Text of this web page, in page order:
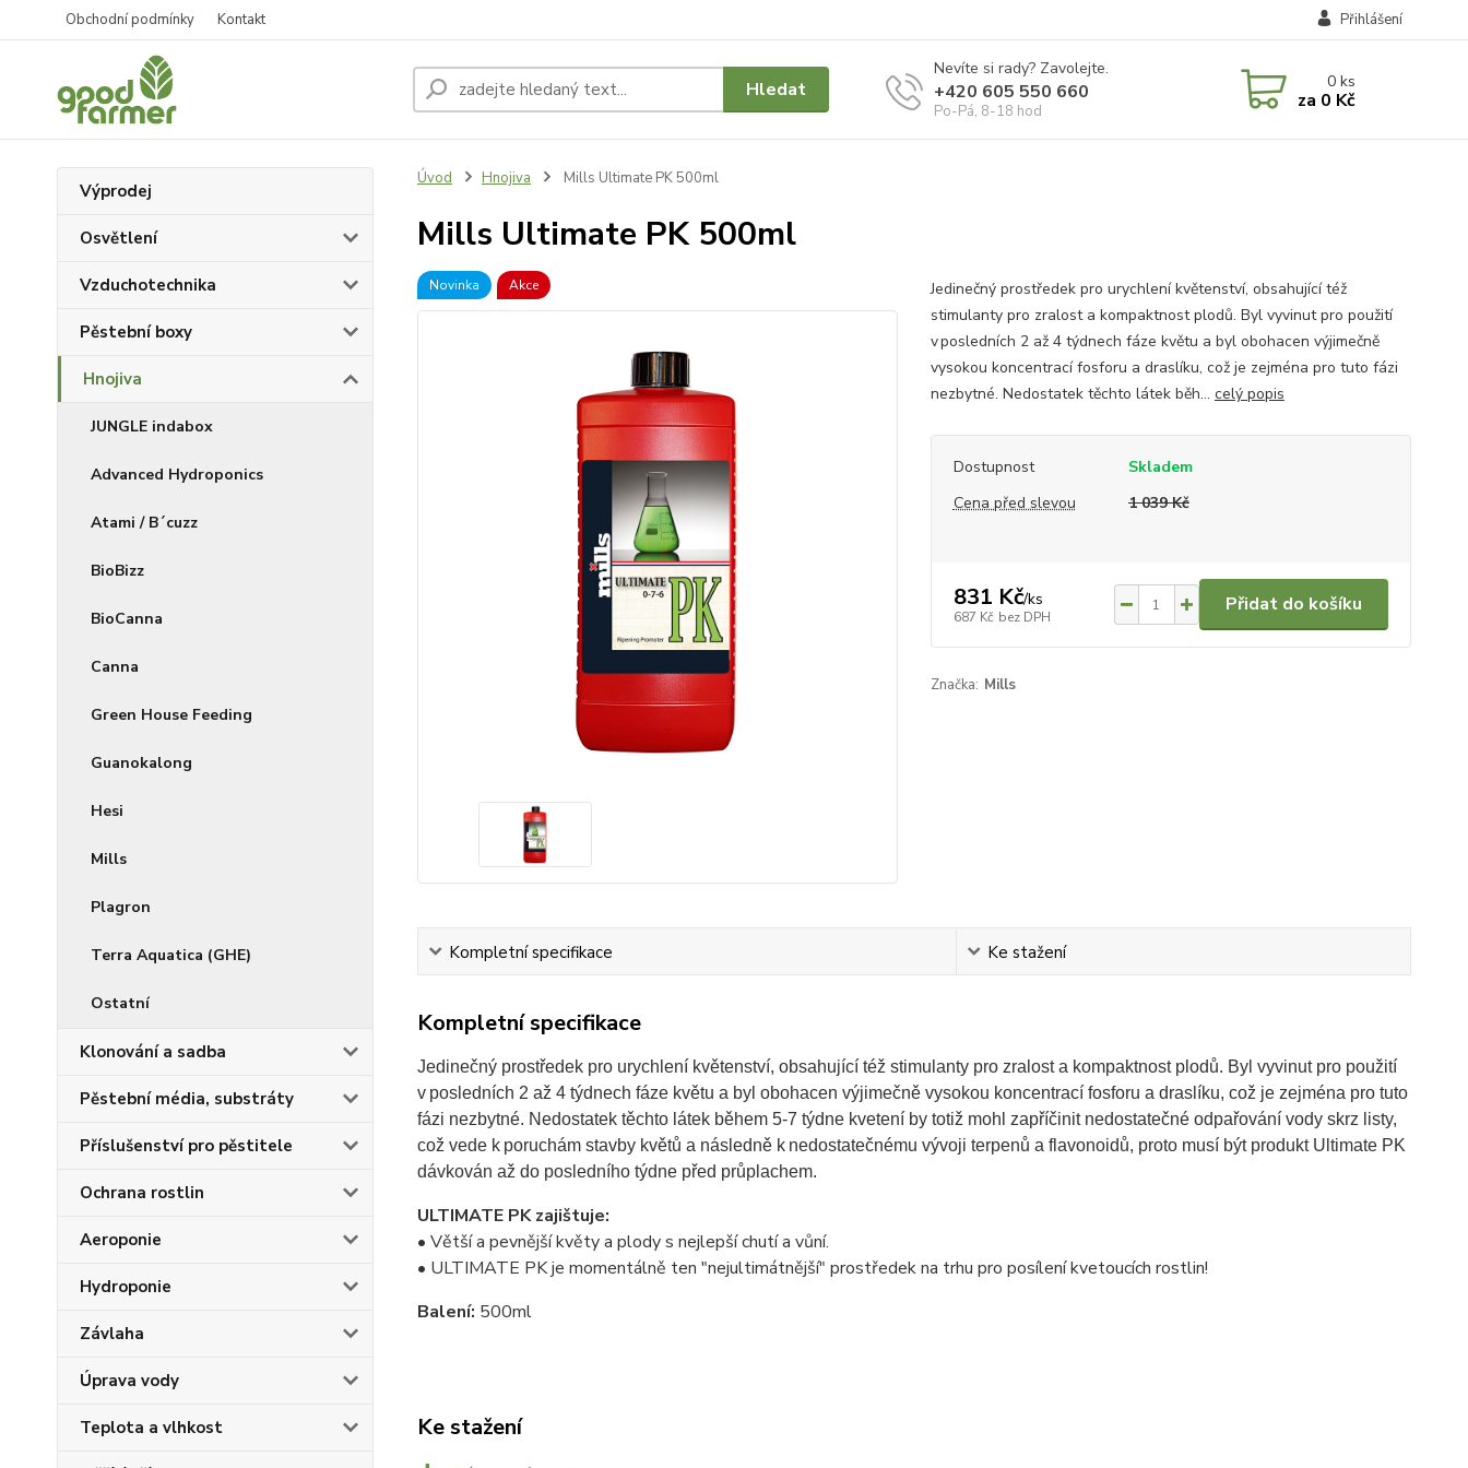
Obchodní podmínky Kontakt Přihlášení
Hledat
Nevíte si rady? Zavolejte.
+420 605 550 660
Po-Pá, 8-18 hod
0ks
za 0 Kč
Výprodej
Osvětlení
Vzduchotechnika
Pěstební boxy
Hnojiva
JUNGLE indabox
Advanced Hydroponics
Atami / B´cuzz
BioBizz
BioCanna
Canna
Green House Feeding
Guanokalong
Hesi
Mills
Plagron
Terra Aquatica (GHE)
Ostatní
Klonování a sadba
Pěstební média, substráty
Příslušenství pro pěstitele
Ochrana rostlin
Aeroponie
Hydroponie
Závlaha
Úprava vody
Teplota a vlhkost
Úvod Hnojiva Mills Ultimate PK 500ml
Mills Ultimate PK 500ml
Novinka Akce
Jedinečný prostředek pro urychlení květenství, obsahující též
stimulanty pro zralost a kompaktnost plodů. Byl vyvinut pro použití
v posledních 2 až 4 týdnech fáze květu a byl obohacen výjimečně
vysokou koncentrací fosforu a draslíku, což je zejména pro tuto fázi
nezbytné. Nedostatek těchto látek běh... celý popis
Dostupnost
Skladem
Cena před slevou
1 039 Kč
831 Kč/ks
687 Kč bez DPH
Přidat do košíku
Značka: Mills
Kompletní specifikace Ke stažení
Kompletní specifikace
Jedinečný prostředek pro urychlení květenství, obsahující též stimulanty pro zralost a kompaktnost plodů. Byl vyvinut pro použití
v posledních 2 až 4 týdnech fáze květu a byl obohacen výjimečně vysokou koncentrací fosforu a draslíku, což je zejména pro tuto
fázi nezbytné. Nedostatek těchto látek během 5-7 týdne kvetení by totiž mohl zapříčinit nedostatečné odpařování vody skrz listy,
což vede k poruchám stavby květů a následně k nedostatečnému vývoji terpenů a flavonoidů, proto musí být produkt Ultimate PK
dávkován až do posledního týdne před průplachem.
ULTIMATE PK zajištuje:
• Větší a pevnější květy a plody s nejlepší chutí a vůní.
• ULTIMATE PK je momentálně ten "nejultimátnější" prostředek na trhu pro posílení kvetoucích rostlin!
Balení: 500ml
Ke stažení